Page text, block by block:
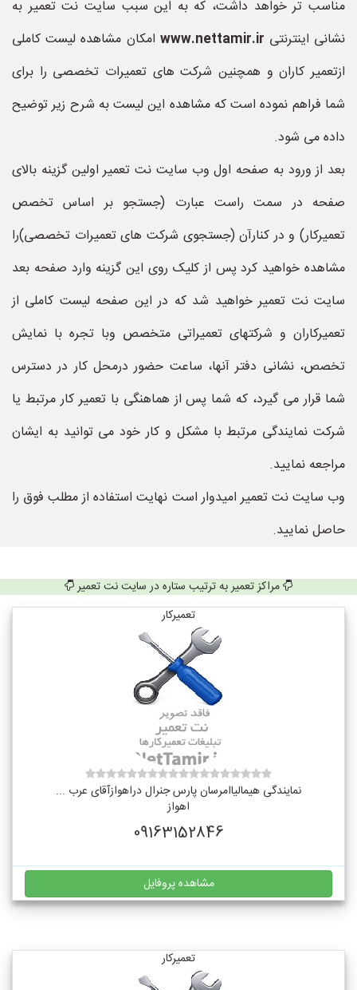
مناسب تر خواهد داشت، که به این سبب سایت نت تعمیر به
نشانی اینترنتیwww.nettamir.irامکان مشاهده لیست کاملی
ازتعمیر کاران و همچنین شرکت های تعمیرات تخصصی را برای
شما فراهم نموده است که مشاهده این لیست به شرح زیر توضیح
داده می شود.
بعد از ورود به صفحه اول وب سایت نت تعمیر اولین گزینه بالای
صفحه در سمت راست عبارت (جستجو بر اساس تخصص
تعمیرکار) و در کنارآن (جستجوی شرکت های تعمیرات تخصصی)را
مشاهده خواهید کرد پس از کلیک روی این گزینه وارد صفحه بعد
سایت نت تعمیر خواهید شد که در این صفحه لیست کاملی از
تعمیرکاران و شرکتهای تعمیراتی متخصص وبا تجره با نمایش
تخصص، نشانی دفتر آنها، ساعت حضور درمحل کار در دسترس
شما قرار می گیرد، که شما پس از هماهنگی با تعمیر کار مرتبط یا
شرکت نمایندگی مرتبط با مشکل و کار خود می توانید به ایشان
مراجعه نمایید.
وب سایت نت تعمیر امیدوار است نهایت استفاده از مطلب فوق را
حاصل نمایید.
مراکز تعمیر به ترتیب ستاره در سایت نت تعمیر
تعمیرکار
نمایندگی هیمالیاامرسان پارس جنرال دراهوازآقای عرب ...
اهواز
09163152846
مشاهده پروفایل
تعمیرکار